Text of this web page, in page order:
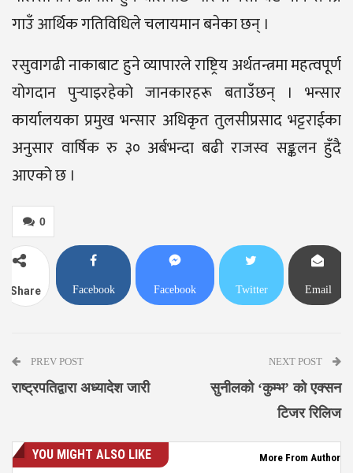
गाउँ आर्थिक गतिविधिले चलायमान बनेका छन् ।
रसुवागढी नाकाबाट हुने व्यापारले राष्ट्रिय अर्थतन्त्रमा महत्वपूर्ण
योगदान पुर्‍याइरहेको जानकारहरू बताउँछन् । भन्सार
कार्यालयका प्रमुख भन्सार अधिकृत तुलसीप्रसाद भट्टराईका
अनुसार वार्षिक रु ३० अर्बभन्दा बढी राजस्व सङ्कलन हुँदै
आएको छ ।
0
Share Facebook Facebook Twitter Email
PREV POST
राष्ट्रपतिद्वारा अध्यादेश जारी
NEXT POST
सुनीलको ‘कुम्भ’ को एक्सन
टिजर रिलिज
YOU MIGHT ALSO LIKE More From Author